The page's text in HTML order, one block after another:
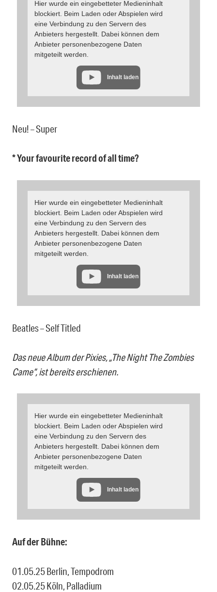
Hier wurde ein eingebetteter Medieninhalt
blockiert. Beim Laden oder Abspielen wird
eine Verbindung zu den Servern des
Anbieters hergestellt. Dabei können dem
Anbieter personenbezogene Daten
mitgeteilt werden.
Inhalt laden
Neu! – Super
* Your favourite record of all time?
Hier wurde ein eingebetteter Medieninhalt
blockiert. Beim Laden oder Abspielen wird
eine Verbindung zu den Servern des
Anbieters hergestellt. Dabei können dem
Anbieter personenbezogene Daten
mitgeteilt werden.
Inhalt laden
Beatles – Self Titled
Das neue Album der Pixies, „The Night The Zombies
Came“, ist bereits erschienen.
Hier wurde ein eingebetteter Medieninhalt
blockiert. Beim Laden oder Abspielen wird
eine Verbindung zu den Servern des
Anbieters hergestellt. Dabei können dem
Anbieter personenbezogene Daten
mitgeteilt werden.
Inhalt laden
Auf der Bühne:
01.05.25 Berlin, Tempodrom
02.05.25 Köln, Palladium